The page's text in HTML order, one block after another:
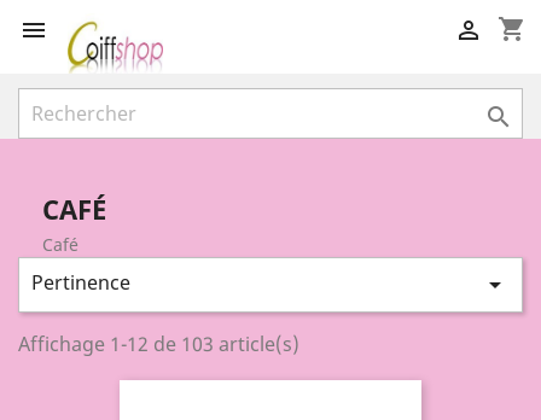
 shopping_cart


CAFÉ
Café
Pertinence 
Affichage 1-12 de 103 article(s)